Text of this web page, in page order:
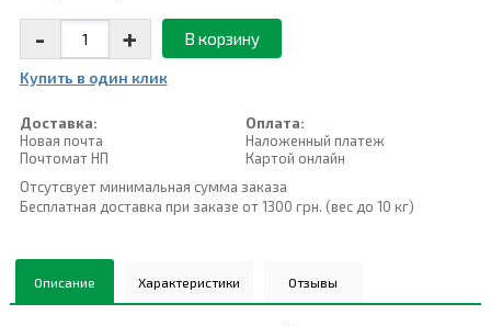
- + В корзину
Купить в один клик
Доставка:
Новая почта
Почтомат НП
Оплата:
Наложенный платеж
Картой онлайн
Отсутсвует минимальная сумма заказа
Бесплатная доставка при заказе от 1300 грн. (вес до 10 кг)
Описание Характеристики Отзывы